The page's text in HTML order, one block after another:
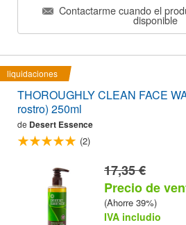
Contactarme cuando el
disponible
liquidaciones
THOROUGHLY CLEAN FACE
rostro) 250ml
de Desert Essence
(2)
17,35 €
Precio de
(Ahorre 39%)
IVA includio